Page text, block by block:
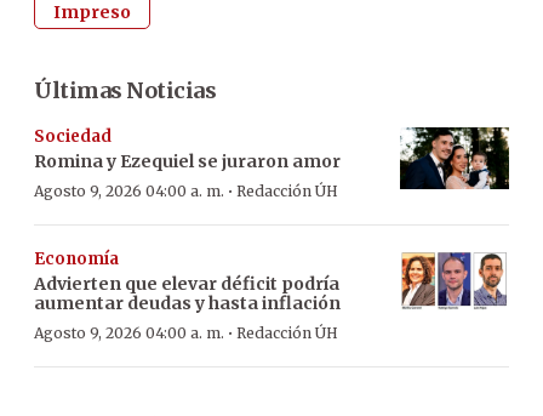
Impreso
Últimas Noticias
Sociedad
Romina y Ezequiel se juraron amor
Agosto 9, 2026 04:00 a. m. · Redacción ÚH
Economía
Advierten que elevar déficit podría
aumentar deudas y hasta inflación
Agosto 9, 2026 04:00 a. m. · Redacción ÚH